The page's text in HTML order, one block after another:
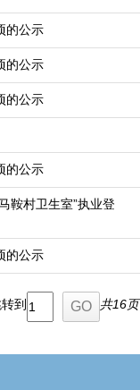
的公示
的公示
的公示
的公示
鞍村卫生室”执业登
的公示
到 共16页